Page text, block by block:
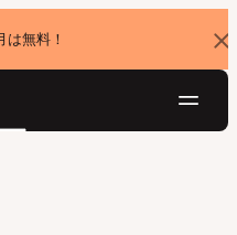
無料！
バ
ナ
」エラーの解決方法